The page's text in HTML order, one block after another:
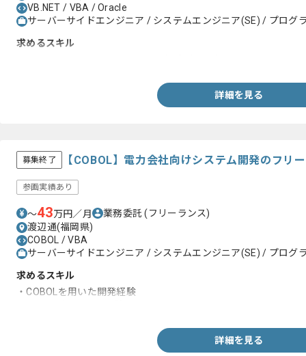
VB.NET / VBA / Oracle
サーバーサイドエンジニア / システムエンジニア(SE) / プログ
求めるスキル
詳細を見る
募集終了 【COBOL】電力会社向けシステム開発のフリ
参画実績あり
〜43万円／月 業務委託(フリーランス)
渡辺通(福岡県)
COBOL / VBA
サーバーサイドエンジニア / システムエンジニア(SE) / プログ
求めるスキル
・COBOLを用いた開発経験
詳細を見る